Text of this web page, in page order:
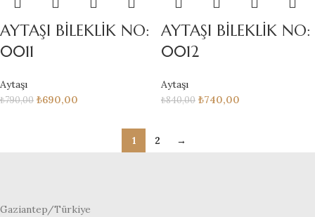
AYTAŞI BİLEKLİK NO:
0011
Aytaşı
₺790,00 ₺690,00
AYTAŞI BİLEKLİK NO:
0012
Aytaşı
₺840,00 ₺740,00
1 2 →
Gaziantep/Türkiye